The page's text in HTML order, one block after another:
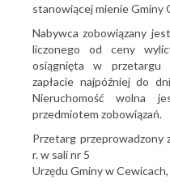
stanowiącej mienie Gminy
Nabywca zobowiązany
liczonego od ceny
osiągnięta w przetargu
zapłacie najpóźniej do
Nieruchomość
przedmiotem zobowiązań.
Przetarg przeprowadzony
r. w sali nr 5
Urzędu Gminy w